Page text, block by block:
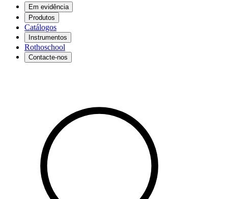
Em evidência
Produtos
Catálogos
Instrumentos
Rothoschool
Contacte-nos